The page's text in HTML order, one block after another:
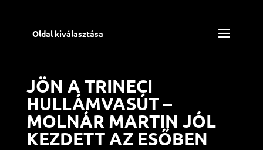
Oldal kiválasztása
JÖN A TRINECI
HULLÁMVASÚT –
MOLNÁR MARTIN JÓL
KEZDETT AZ ESŐBEN